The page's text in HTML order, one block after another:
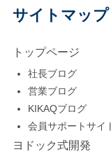
ってもらえるよう
た業務システムや
の経験談なども
ました。 次に内
簡易プログラミ
育をします。 プ
ださりありがとう
ドックをよろしく
いします！ この
定者紹介など毎
行事が盛りだく
した♪ 来年はコロ
させていただきま
す内容が少しずつ
していて、社員
ても楽しみな内
っています♪ そし
毎年恒例！入社1
サイトマップ
トップページ
社長ブログ
営業ブログ
KIKAQブログ
会員サポートサイ
ヨドック式開発